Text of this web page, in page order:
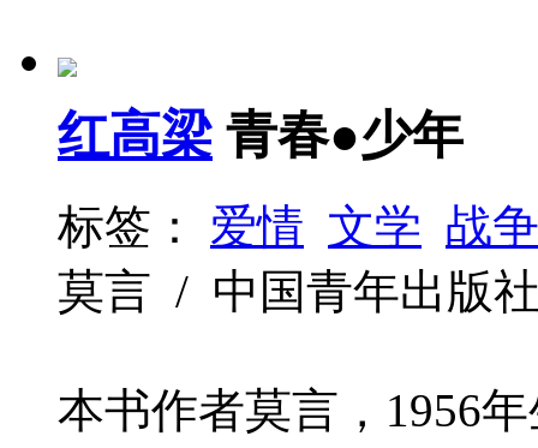
红高梁 青春●少年
标签： 爱情 文学 战争
莫言 / 中国青年出版
本书作者莫言，1956